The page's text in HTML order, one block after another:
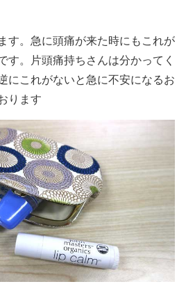
す。急に頭痛が来た時にもこれが
す。片頭痛持ちさんは分かってく
にこれがないと急に不安になるお
ります